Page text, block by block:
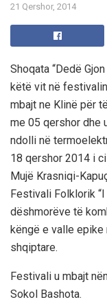
21 Qershor, 2014
Shoqata “Dedë
këtë vit në
mbajt ne Klinë për
me 05 qershor dhe
ndolli në
18 qershor 2014 i
Mujë Krasniqi-
Festivali Folklorik
dëshmorëve të
këngë e valle
shqiptare.
Festivali u mbajt
Sokol Bashota.